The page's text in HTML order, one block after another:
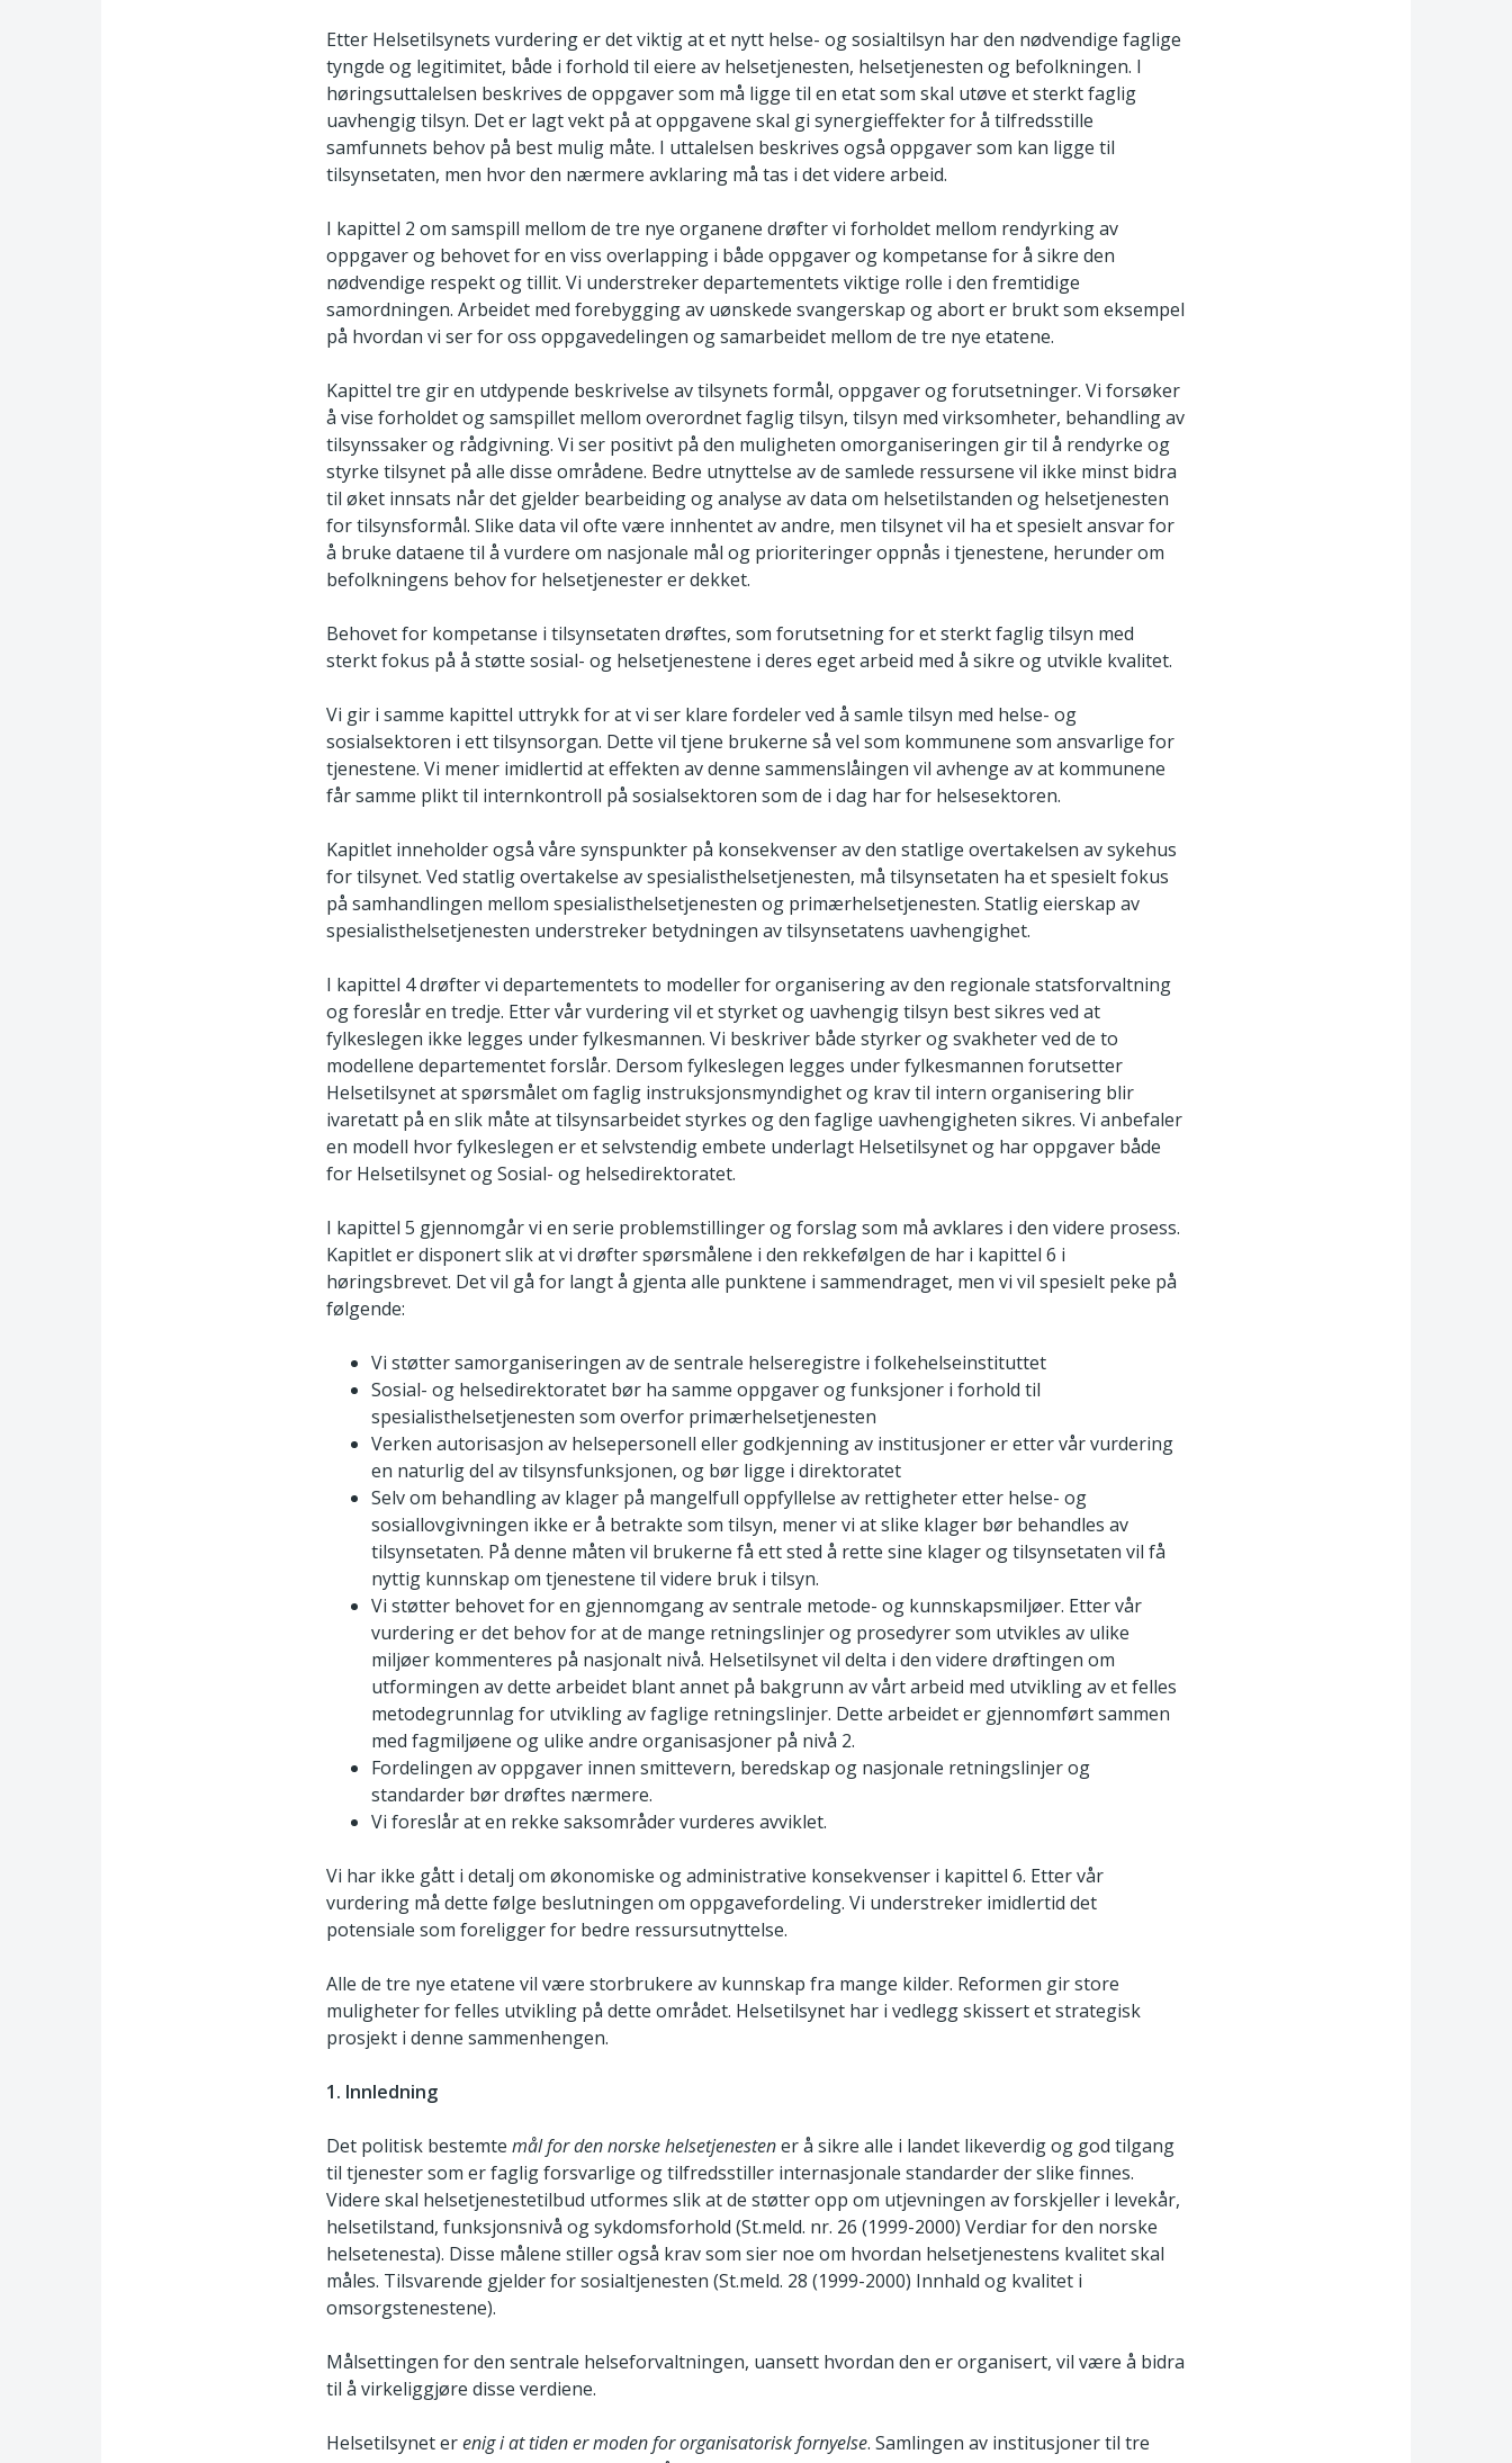
Etter Helsetilsynets vurdering er det viktig at et nytt helse- og sosialtilsyn har den nødvendige faglige
tyngde og legitimitet, både i forhold til eiere av helsetjenesten, helsetjenesten og befolkningen. I
høringsuttalelsen beskrives de oppgaver som må ligge til en etat som skal utøve et sterkt faglig
uavhengig tilsyn. Det er lagt vekt på at oppgavene skal gi synergieffekter for å tilfredsstille
samfunnets behov på best mulig måte. I uttalelsen beskrives også oppgaver som kan ligge til
tilsynsetaten, men hvor den nærmere avklaring må tas i det videre arbeid.
I kapittel 2 om samspill mellom de tre nye organene drøfter vi forholdet mellom rendyrking av
oppgaver og behovet for en viss overlapping i både oppgaver og kompetanse for å sikre den
nødvendige respekt og tillit. Vi understreker departementets viktige rolle i den fremtidige
samordningen. Arbeidet med forebygging av uønskede svangerskap og abort er brukt som eksempel
på hvordan vi ser for oss oppgavedelingen og samarbeidet mellom de tre nye etatene.
Kapittel tre gir en utdypende beskrivelse av tilsynets formål, oppgaver og forutsetninger. Vi forsøker
å vise forholdet og samspillet mellom overordnet faglig tilsyn, tilsyn med virksomheter, behandling av
tilsynssaker og rådgivning. Vi ser positivt på den muligheten omorganiseringen gir til å rendyrke og
styrke tilsynet på alle disse områdene. Bedre utnyttelse av de samlede ressursene vil ikke minst bidra
til øket innsats når det gjelder bearbeiding og analyse av data om helsetilstanden og helsetjenesten
for tilsynsformål. Slike data vil ofte være innhentet av andre, men tilsynet vil ha et spesielt ansvar for
å bruke dataene til å vurdere om nasjonale mål og prioriteringer oppnås i tjenestene, herunder om
befolkningens behov for helsetjenester er dekket.
Behovet for kompetanse i tilsynsetaten drøftes, som forutsetning for et sterkt faglig tilsyn med
sterkt fokus på å støtte sosial- og helsetjenestene i deres eget arbeid med å sikre og utvikle kvalitet.
Vi gir i samme kapittel uttrykk for at vi ser klare fordeler ved å samle tilsyn med helse- og
sosialsektoren i ett tilsynsorgan. Dette vil tjene brukerne så vel som kommunene som ansvarlige for
tjenestene. Vi mener imidlertid at effekten av denne sammenslåingen vil avhenge av at kommunene
får samme plikt til internkontroll på sosialsektoren som de i dag har for helsesektoren.
Kapitlet inneholder også våre synspunkter på konsekvenser av den statlige overtakelsen av sykehus
for tilsynet. Ved statlig overtakelse av spesialisthelsetjenesten, må tilsynsetaten ha et spesielt fokus
på samhandlingen mellom spesialisthelsetjenesten og primærhelsetjenesten. Statlig eierskap av
spesialisthelsetjenesten understreker betydningen av tilsynsetatens uavhengighet.
I kapittel 4 drøfter vi departementets to modeller for organisering av den regionale statsforvaltning
og foreslår en tredje. Etter vår vurdering vil et styrket og uavhengig tilsyn best sikres ved at
fylkeslegen ikke legges under fylkesmannen. Vi beskriver både styrker og svakheter ved de to
modellene departementet forslår. Dersom fylkeslegen legges under fylkesmannen forutsetter
Helsetilsynet at spørsmålet om faglig instruksjonsmyndighet og krav til intern organisering blir
ivaretatt på en slik måte at tilsynsarbeidet styrkes og den faglige uavhengigheten sikres. Vi anbefaler
en modell hvor fylkeslegen er et selvstendig embete underlagt Helsetilsynet og har oppgaver både
for Helsetilsynet og Sosial- og helsedirektoratet.
I kapittel 5 gjennomgår vi en serie problemstillinger og forslag som må avklares i den videre prosess.
Kapitlet er disponert slik at vi drøfter spørsmålene i den rekkefølgen de har i kapittel 6 i
høringsbrevet. Det vil gå for langt å gjenta alle punktene i sammendraget, men vi vil spesielt peke på
følgende:
Vi støtter samorganiseringen av de sentrale helseregistre i folkehelseinstituttet
Sosial- og helsedirektoratet bør ha samme oppgaver og funksjoner i forhold til
spesialisthelsetjenesten som overfor primærhelsetjenesten
Verken autorisasjon av helsepersonell eller godkjenning av institusjoner er etter vår vurdering
en naturlig del av tilsynsfunksjonen, og bør ligge i direktoratet
Selv om behandling av klager på mangelfull oppfyllelse av rettigheter etter helse- og
sosiallovgivningen ikke er å betrakte som tilsyn, mener vi at slike klager bør behandles av
tilsynsetaten. På denne måten vil brukerne få ett sted å rette sine klager og tilsynsetaten vil få
nyttig kunnskap om tjenestene til videre bruk i tilsyn.
Vi støtter behovet for en gjennomgang av sentrale metode- og kunnskapsmiljøer. Etter vår
vurdering er det behov for at de mange retningslinjer og prosedyrer som utvikles av ulike
miljøer kommenteres på nasjonalt nivå. Helsetilsynet vil delta i den videre drøftingen om
utformingen av dette arbeidet blant annet på bakgrunn av vårt arbeid med utvikling av et felles
metodegrunnlag for utvikling av faglige retningslinjer. Dette arbeidet er gjennomført sammen
med fagmiljøene og ulike andre organisasjoner på nivå 2.
Fordelingen av oppgaver innen smittevern, beredskap og nasjonale retningslinjer og
standarder bør drøftes nærmere.
Vi foreslår at en rekke saksområder vurderes avviklet.
Vi har ikke gått i detalj om økonomiske og administrative konsekvenser i kapittel 6. Etter vår
vurdering må dette følge beslutningen om oppgavefordeling. Vi understreker imidlertid det
potensiale som foreligger for bedre ressursutnyttelse.
Alle de tre nye etatene vil være storbrukere av kunnskap fra mange kilder. Reformen gir store
muligheter for felles utvikling på dette området. Helsetilsynet har i vedlegg skissert et strategisk
prosjekt i denne sammenhengen.
1. Innledning
Det politisk bestemte mål for den norske helsetjenestener å sikre alle i landet likeverdig og god tilgang
til tjenester som er faglig forsvarlige og tilfredsstiller internasjonale standarder der slike finnes.
Videre skal helsetjenestetilbud utformes slik at de støtter opp om utjevningen av forskjeller i levekår,
helsetilstand, funksjonsnivå og sykdomsforhold (St.meld. nr. 26 (1999-2000) Verdiar for den norske
helsetenesta). Disse målene stiller også krav som sier noe om hvordan helsetjenestens kvalitet skal
måles. Tilsvarende gjelder for sosialtjenesten (St.meld. 28 (1999-2000) Innhald og kvalitet i
omsorgstenestene).
Målsettingen for den sentrale helseforvaltningen, uansett hvordan den er organisert, vil være å bidra
til å virkeliggjøre disse verdiene.
Helsetilsynet erenig i at tiden er moden for organisatorisk fornyelse. Samlingen av institusjoner til tre